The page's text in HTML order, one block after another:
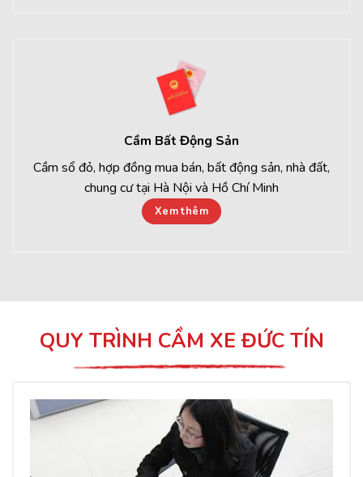
Cầm Bất Động Sản
Cầm sổ đỏ, hợp đồng mua bán, bất động sản, nhà đất,
chung cư tại Hà Nội và Hồ Chí Minh
Xem thêm
QUY TRÌNH CẦM XE ĐỨC TÍN